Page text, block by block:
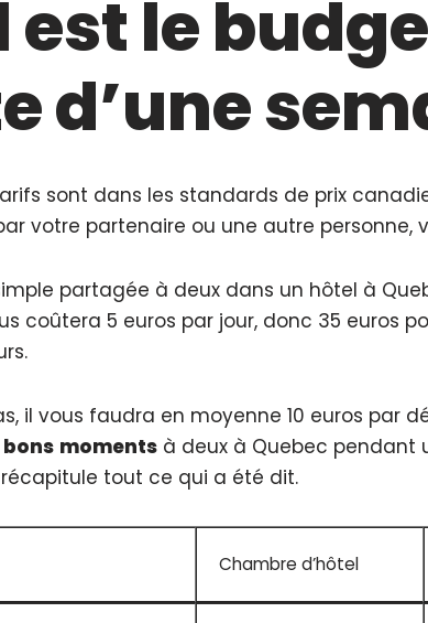
est le
d’une
sont dans les standards de prix
votre partenaire ou une autre personne,
partagée à deux dans un hôtel à
coûtera 5 euros par jour, donc 35 euros
il vous faudra en moyenne 10 euros par
bons moments à deux à Quebec pendant
tout ce qui a été dit.
Chambre d’hôtel